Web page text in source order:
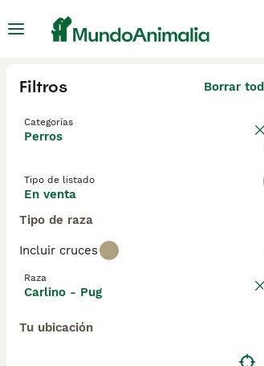
Filtros Borrar
Categorías
Perros
Tipo de listado
En venta
Tipo de raza
Incluir cruces
Raza
Carlino - Pug
Tu ubicación